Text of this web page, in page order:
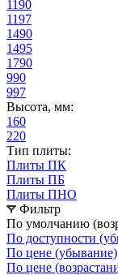
1190
1197
1490
1495
1790
990
997
Высота, мм:
160
220
Тип плиты:
Плиты ПК
Плиты ПБ
Плиты ПНО
Фильтр
По умолчанию
По доступности
По цене (убывание)
По цене